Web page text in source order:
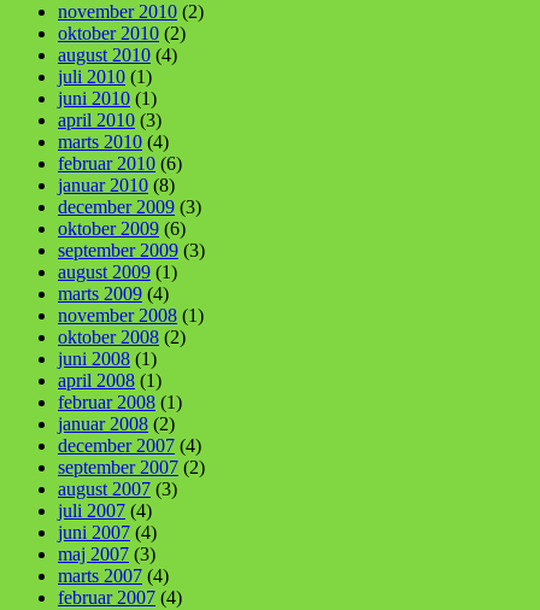
november 2010 (2)
oktober 2010 (2)
august 2010 (4)
juli 2010 (1)
juni 2010 (1)
april 2010 (3)
marts 2010 (4)
februar 2010 (6)
januar 2010 (8)
december 2009 (3)
oktober 2009 (6)
september 2009 (3)
august 2009 (1)
marts 2009 (4)
november 2008 (1)
oktober 2008 (2)
juni 2008 (1)
april 2008 (1)
februar 2008 (1)
januar 2008 (2)
december 2007 (4)
september 2007 (2)
august 2007 (3)
juli 2007 (4)
juni 2007 (4)
maj 2007 (3)
marts 2007 (4)
februar 2007 (4)